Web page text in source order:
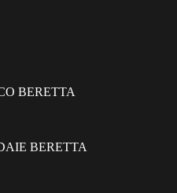
BERETTA
BERETTA